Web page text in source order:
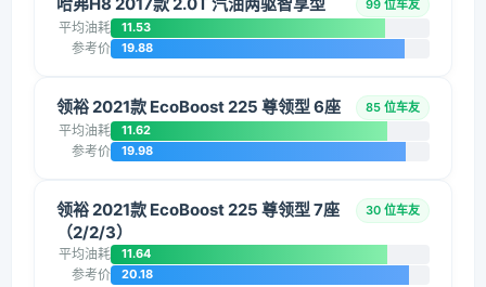
99 位车友
平均油耗 11.53
参考价 19.88
领裕 2021款 EcoBoost 225 尊领型 6座 85 位车友
平均油耗 11.62
参考价 19.98
领裕 2021款 EcoBoost 225 尊领型 7座
（2/2/3）
30 位车友
平均油耗 11.64
参考价 20.18